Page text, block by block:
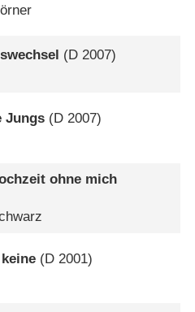
(D 2007)
Jungs (D 2007)
ohne mich
(D 2001)